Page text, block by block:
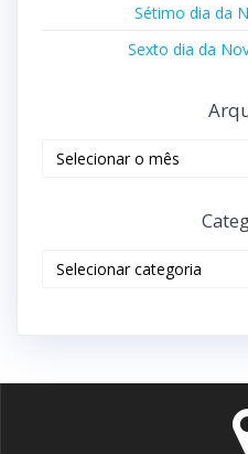
Sétimo dia da
Sexto dia da